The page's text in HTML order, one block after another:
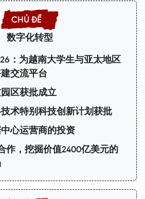
数字化转型
：为越南大学生与亚太地区
交流平台
区获批成立
术特别科技创新计划获批
心运营商的投资
作，挖掘价值2400亿美元的